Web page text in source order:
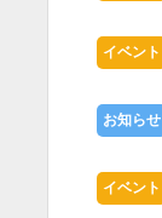
イベント
お知らせ
イベント